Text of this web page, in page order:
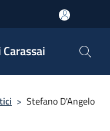
> Stefano D'Angelo